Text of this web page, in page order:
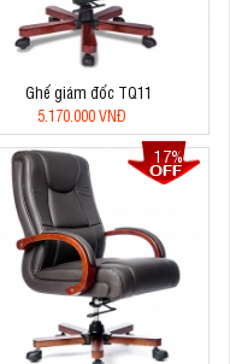
Ghế giám đốc TQ11
5.170.000 VNĐ
17%